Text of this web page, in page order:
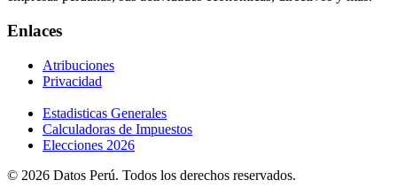
Enlaces
Atribuciones
Privacidad
Estadisticas Generales
Calculadoras de Impuestos
Elecciones 2026
© 2026 Datos Perú. Todos los derechos reservados.